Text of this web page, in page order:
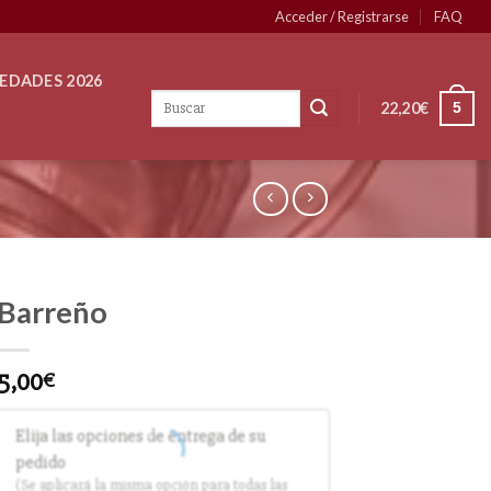
Acceder / Registrarse FAQ
2026
22,20€ 5
Barreño
€
Elija las opciones de entrega de su
pedido
(Se aplicará la misma opción para todas las